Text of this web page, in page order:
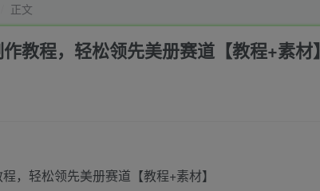
正文
教程，轻松领先美册赛道【教程+素材】